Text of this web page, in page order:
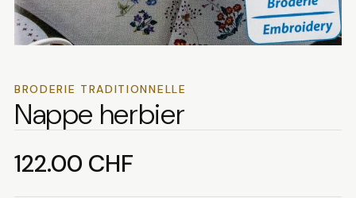
BRODERIE TRADITIONNELLE
Nappe herbier
122.00 CHF